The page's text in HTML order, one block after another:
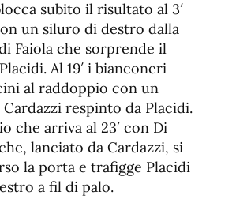
subito il risultato al 3′
un siluro di destro dalla
Faiola che sorprende il
Al 19′ i bianconeri
al raddoppio con un
respinto da Placidi.
che arriva al 23′ con Di
lanciato da Cardazzi, si
la porta e trafigge Placidi
a fil di palo.